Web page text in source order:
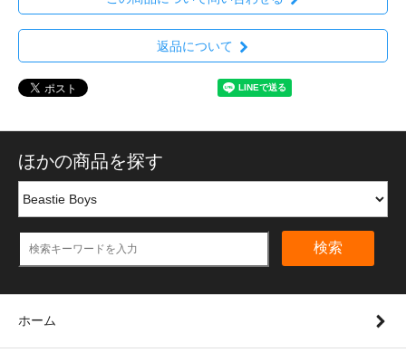
返品について
ほかの商品を探す
検索
ホーム